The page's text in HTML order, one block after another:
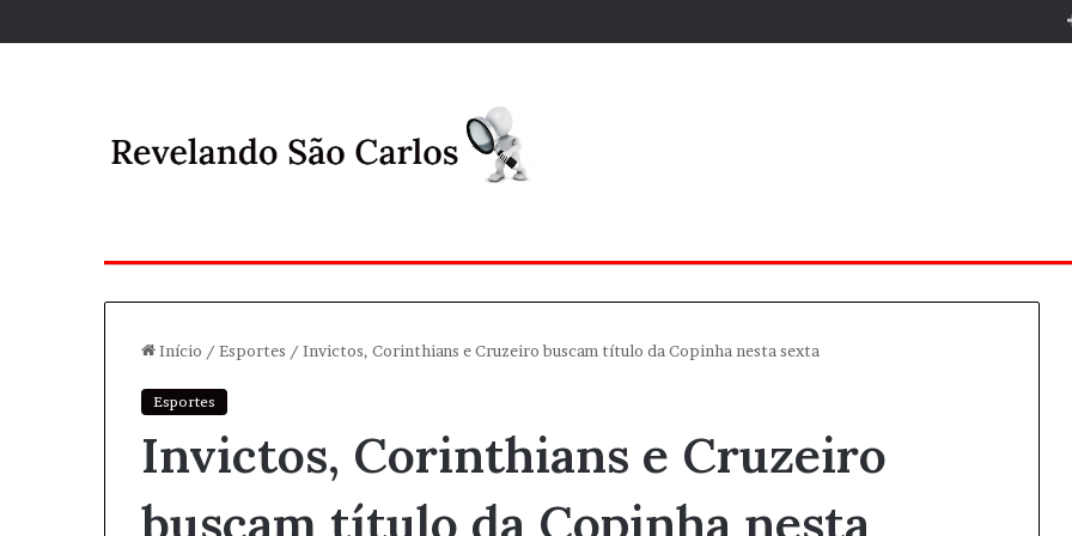
Início / Esportes / Invictos, Corinthians e Cruzeiro buscam título da Copinha nesta sexta
Esportes
Invictos, Corinthians e Cruzeiro
buscam título da Copinha nesta